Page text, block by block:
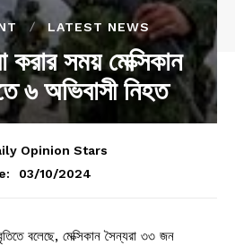
LATEST NEWS
করার সময় মেক্সিকান
৬ অভিবাসী নিহত
Opinion Stars
03/10/2024
বলেছে, মেক্সিকান সৈন্যরা ৩৩ জন